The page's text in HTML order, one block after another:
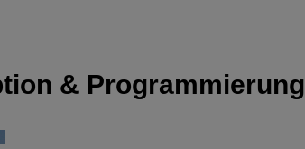
& Programmierung